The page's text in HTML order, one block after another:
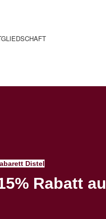
Distel
Rabatt